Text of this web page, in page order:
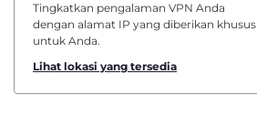
Tingkatkan pengalaman VPN Anda
dengan alamat IP yang diberikan khusus
untuk Anda.
Lihat lokasi yang tersedia